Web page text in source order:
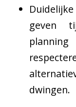
geven
dwingen.